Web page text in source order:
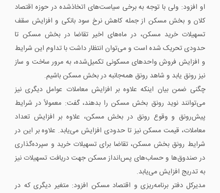
او افزود: ولی با توجه به برخی سیاست‌های اتخاذ‌شده در حوزه اقتصاد
کلان و بخش مسکن از جمله کاهش نرخ سود بانکی و افزایش سقف
تسهیلات خرید مسکن، در ماه‌های اخیر تقاضا در بخش مسکن تا
حدودی تحریک شده است و می‌توان انتظار داشت با تداوم این شرایط
و افزایش فروش واحدهای مسکونی تکمیل‌شده، به مرور ساخت و ساز
نیز رونق یابد و شاهد رونق همه‌جانبه در بخش مسکن باشیم.
چگنی ضمن بیان اینکه علاوه بر افزایش معاملات عوامل دیگری نیز
می‌توانند نوید رونق بخش مسکن را بدهند، گفت: معمولاً در شرایط
پیش‌رونق و وقوع رونق در بخش مسکن، علاوه بر افزایش تعداد
معاملات، قیمت مسکن نیز تا حدودی افزایش می‌یابد. علاوه بر این در
شرایط رونق بخش مسکن، تقاضا برای تسهیلات خرید و سپرده‌گذاری
در صندوق‌ها و حساب‌های پس‌انداز مسکن جهت دریافت تسهیلات نیز
به تدریج افزایش می‌یابد.
مدیرکل دفتر برنامه‌ریزی و اقتصاد مسکن افزود: متغیر دیگری که در